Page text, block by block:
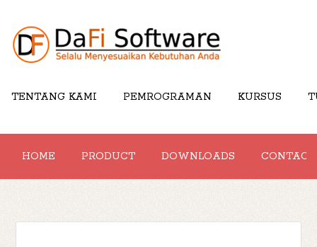
TENTANG KAMI PEMROGRAMAN KURSUS
HOME PRODUCT DOWNLOADS CONTACT